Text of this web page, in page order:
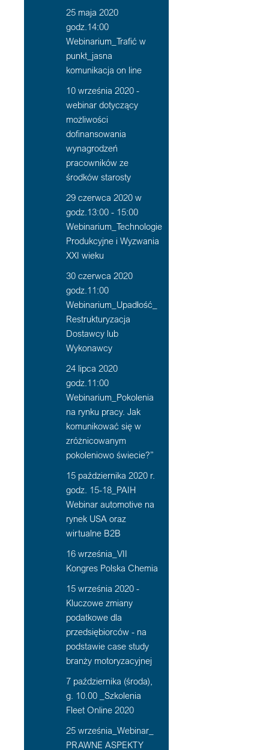
25 maja 2020
godz.14:00
Webinarium_Trafić w
punkt_jasna
komunikacja on line
10 września 2020 -
webinar dotyczący
możliwości
dofinansowania
wynagrodzeń
pracowników ze
środków starosty
29 czerwca 2020 w
godz.13:00 - 15:00
Webinarium_Technologie
Produkcyjne i Wyzwania
XXI wieku
30 czerwca 2020
godz.11:00
Webinarium_Upadłość_
Restrukturyzacja
Dostawcy lub
Wykonawcy
24 lipca 2020
godz.11:00
Webinarium_Pokolenia
na rynku pracy. Jak
komunikować się w
zróżnicowanym
pokoleniowo świecie?”
15 października 2020 r.
godz. 15-18_PAIH
Webinar automotive na
rynek USA oraz
wirtualne B2B
16 września_VII
Kongres Polska Chemia
15 września 2020 -
Kluczowe zmiany
podatkowe dla
przedsiębiorców - na
podstawie case study
branży motoryzacyjnej
7 października (środa),
g. 10.00 _Szkolenia
Fleet Online 2020
25 września_Webinar_
PRAWNE ASPEKTY